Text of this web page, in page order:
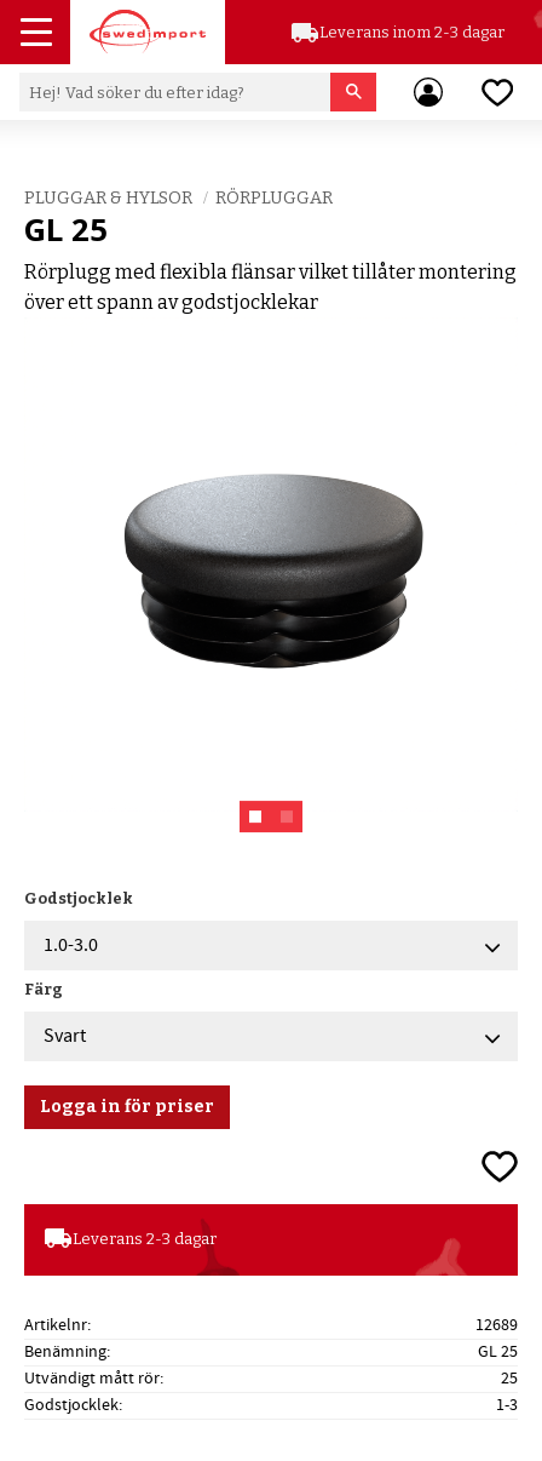
Meny
local_shippingLeverans inom 2-3 dagar
PLUGGAR & HYLSOR RÖRPLUGGAR
GL 25
Rörplugg med flexibla flänsar vilket tillåter montering
över ett spann av godstjocklekar
Godstjocklek
Färg
Logga in för priser
Lägg
local_shippingLeverans 2-3 dagar
Artikelnr
12689
Benämning
GL 25
Utvändigt mått rör
25
Godstjocklek
1-3